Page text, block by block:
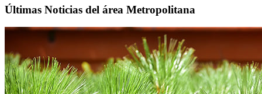
Últimas Noticias del área Metropolitana